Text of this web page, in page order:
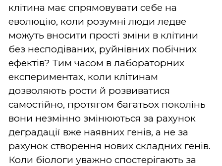
клітина має спрямовувати себе на
еволюцію, коли розумні люди ледве
можуть вносити прості зміни в клітини
без несподіваних, руйнівних побічних
ефектів? Тим часом в лабораторних
експериментах, коли клітинам
дозволяють рости й розвиватися
самостійно, протягом багатьох поколінь
вони незмінно змінюються за рахунок
деградації вже наявних генів, а не за
рахунок створення нових складних генів.
Коли біологи уважно спостерігають за